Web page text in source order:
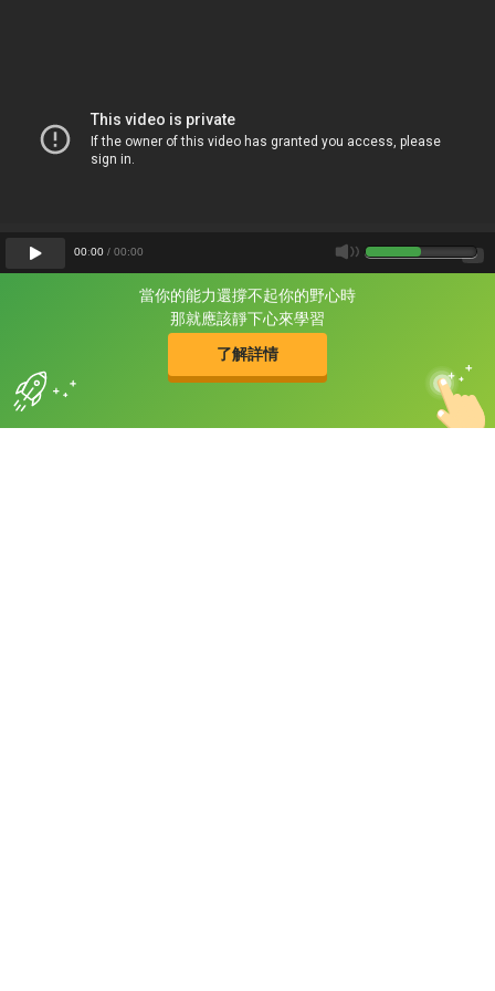
當你的能力還撐不起你的野心時
那就應該靜下心來學習
了解詳情
片尾有
攻其不背
的品牌故事
00:00 / 00:00